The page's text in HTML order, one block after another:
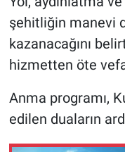
şehitliğin manevi
kazanacağını
hizmetten öte
Anma programı,
edilen duaların